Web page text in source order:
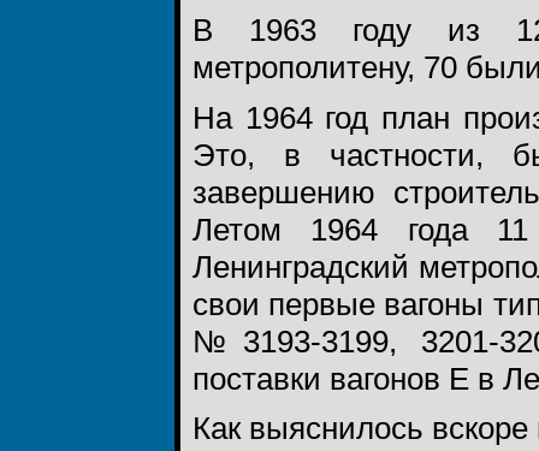
В 1963 году из
метрополитену, 70
На 1964 год план
Это, в частности,
завершению
Летом 1964 года
Ленинградский
свои первые вагоны
№3193-3199, 3201-
поставки вагонов Е в
Как выяснилось